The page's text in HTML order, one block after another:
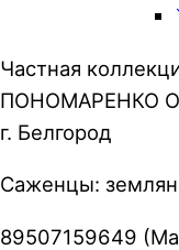
Частная
ПОНОМАРЕНКО
г. Белгород
Саженцы:
89507159649